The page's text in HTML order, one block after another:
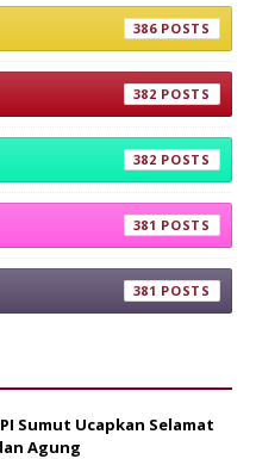
386
382
382
381
381
Sumut Ucapkan Selamat
Agung